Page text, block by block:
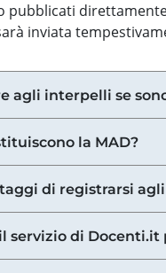
pubblicati
inviata
agli interpelli se
la MAD?
di registrarsi
servizio di